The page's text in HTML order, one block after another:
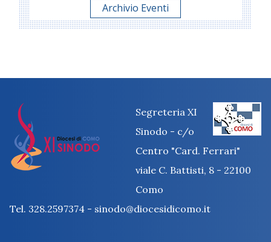
Archivio Eventi
Segreteria XI
Sinodo - c/o
Centro "Card. Ferrari"
viale C. Battisti, 8 - 22100
Como
Tel. 328.2597374 - sinodo@diocesidicomo.it